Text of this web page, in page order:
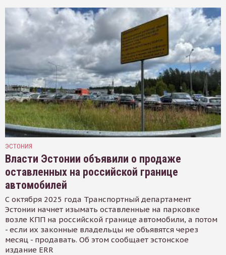
ЭСТОНИЯ
Власти Эстонии объявили о продаже
оставленных на российской границе
автомобилей
С октября 2025 года Транспортный департамент
Эстонии начнет изымать оставленные на парковке
возле КПП на российской границе автомобили, а потом
- если их законные владельцы не объявятся через
месяц - продавать. Об этом сообщает эстонское
издание ERR